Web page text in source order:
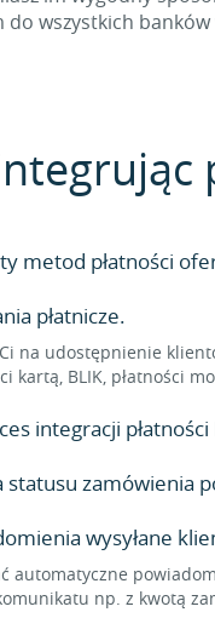
wszystkich banków
metod płatności
płatnicze.
na udostępnienie
kartą, BLIK, płatności
integracji
zamówienia
wysyłane
automatyczne
np. z kwotą